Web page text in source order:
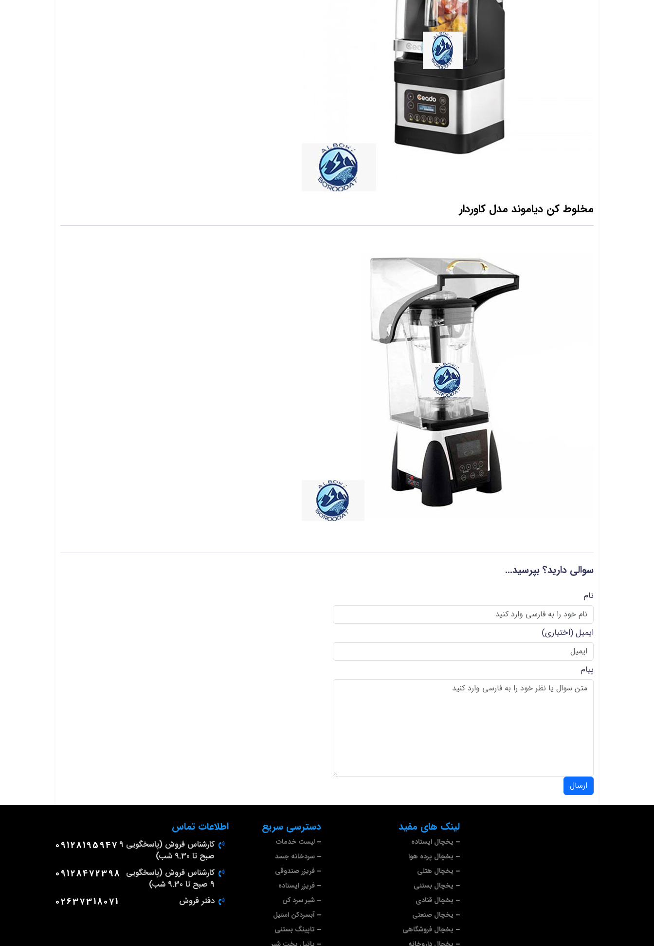
مخلوط کن دیاموند مدل کاوردار
سوالی دارید؟ بپرسید...
نام
ایمیل(اختیاری)
پیام
ارسال
لینک های مفید
یخچال ایستاده
یخچال پرده هوا
یخچال هتلی
یخچال بستنی
یخچال قنادی
یخچال صنعتی
یخچال فروشگاهی
دسترسی سریع
لیست خدمات
سردخانه جسد
فریزر صندوقی
فریزر ایستاده
شیر سرد کن
آبسردکن استیل
تاپینگ بستنی
اطلاعات تماس
کارشناس فروش (پاسخگویی 9
صبح تا 9.30 شب)
09128195947
کارشناس فروش (پاسخگویی
9 صبح تا 9.30 شب)
09128472398
دفتر فروش 02637318071